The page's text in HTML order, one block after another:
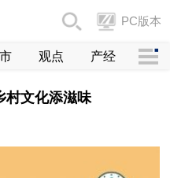
PC版本
观点 产经
村文化添滋味